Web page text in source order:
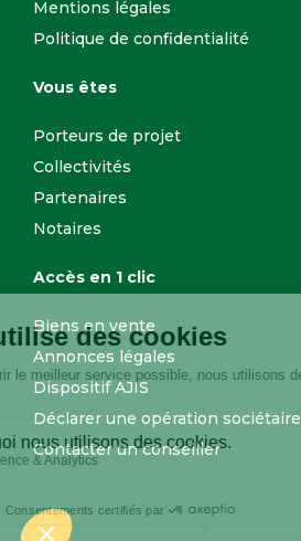
Mentions légales
Politique de confidentialité
Vous êtes
Porteurs de projet
Collectivités
Partenaires
Notaires
Accès en 1 clic
Biens en vente
Annonces légales
Dispositif AJIS
Déclarer une opération sociétaire
Contacter un conseiller